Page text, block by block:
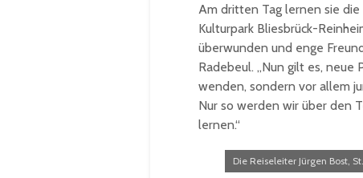
Am dritten Tag lernen sie
Kulturpark Bliesbrück-
überwunden und enge
Radebeul. „Nun gilt es,
wenden, sondern vor allem
Nur so werden wir über den
lernen.“
Die Reiseleiter Jürgen Bost,